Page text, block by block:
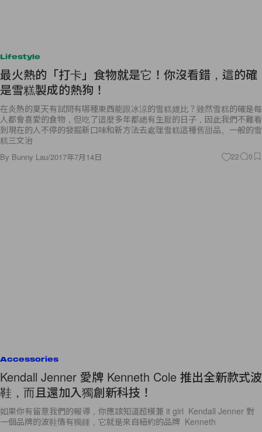
Lifestyle
最火熱的「打卡」食物就是它！你沒看錯，這的確
是雪糕製成的熱狗！
在炎熱的夏天有試問有哪種東西能跟冰涼的雪糕媲比？雖然雪糕的確是每
人都會喜愛的食物，但吃了這麼多年都總有生厭的日子，因此我們不難看
到現在的人不停的發掘新口味和新方法去處理雪糕這種舊甜品。一般的雪
糕三文治
By Bunny Lau/2017年7月14日 22 0
Accessories
Kendall Jenner 愛牌 Kenneth Cole 推出全新款式波
鞋，而且還加入獨創新科技！
如果你有留意我們的報導，你應該知道超模兼 it girl Kendall Jenner 對
一個品牌的波鞋情有獨鍾，它就是來自紐約的品牌 Kenneth